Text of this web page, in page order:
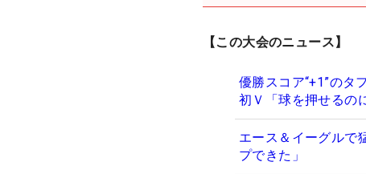
【この大会のニュース】
優勝スコア“+1”の
初Ｖ「球を押せるの
エース＆イーグルで
プできた」